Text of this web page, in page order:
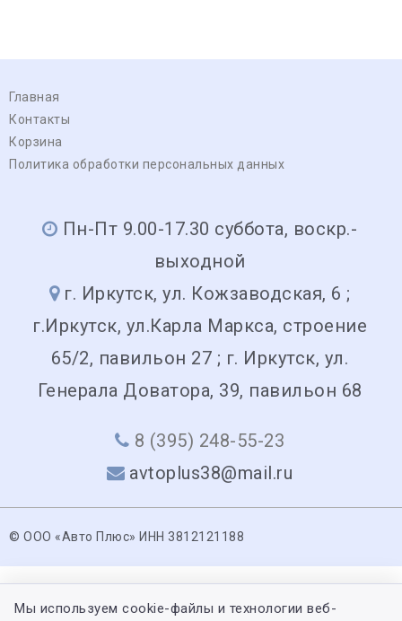
Главная
Контакты
Корзина
Политика обработки персональных данных
Пн-Пт 9.00-17.30 суббота, воскр.-
выходной
г. Иркутск, ул. Кожзаводская, 6 ;
г.Иркутск, ул.Карла Маркса, строение
65/2, павильон 27 ; г. Иркутск, ул.
Генерала Доватора, 39, павильон 68
8 (395) 248-55-23
avtoplus38@mail.ru
© ООО «Авто Плюс» ИНН 3812121188
Мы используем cookie-файлы и технологии веб-